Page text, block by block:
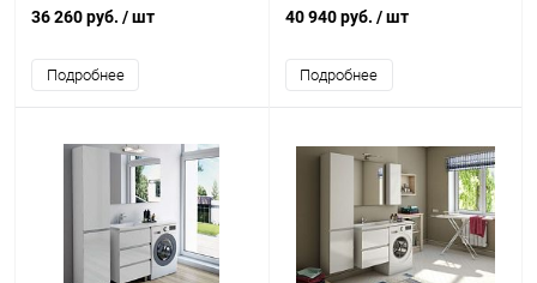
36 260 руб. / шт
Подробнее
40 940 руб. / шт
Подробнее